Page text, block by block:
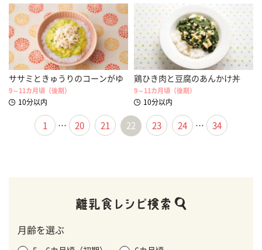
ササミときゅうりのコーンがゆ
9～11カ月頃（後期）
10分以内
鶏ひき肉と豆腐のあんかけ丼
9～11カ月頃（後期）
10分以内
1 … 20 21 22 23 24 … 34
月齢を選ぶ